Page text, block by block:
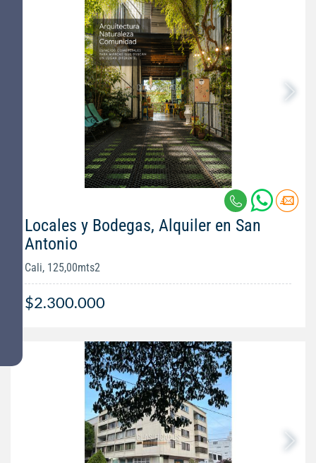
Locales y Bodegas, Alquiler en San
Antonio
Cali, 125,00mts2
$2.300.000